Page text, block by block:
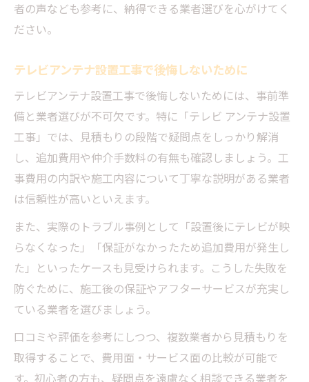
者の声なども参考に、納得できる業者選びを心がけてく
ださい。
テレビアンテナ設置工事で後悔しないために
テレビアンテナ設置工事で後悔しないためには、事前準
備と業者選びが不可欠です。特に「テレビ アンテナ設置
工事」では、見積もりの段階で疑問点をしっかり解消
し、追加費用や仲介手数料の有無も確認しましょう。工
事費用の内訳や施工内容について丁寧な説明がある業者
は信頼性が高いといえます。
また、実際のトラブル事例として「設置後にテレビが映
らなくなった」「保証がなかったため追加費用が発生し
た」といったケースも見受けられます。こうした失敗を
防ぐために、施工後の保証やアフターサービスが充実し
ている業者を選びましょう。
口コミや評価を参考にしつつ、複数業者から見積もりを
取得することで、費用面・サービス面の比較が可能で